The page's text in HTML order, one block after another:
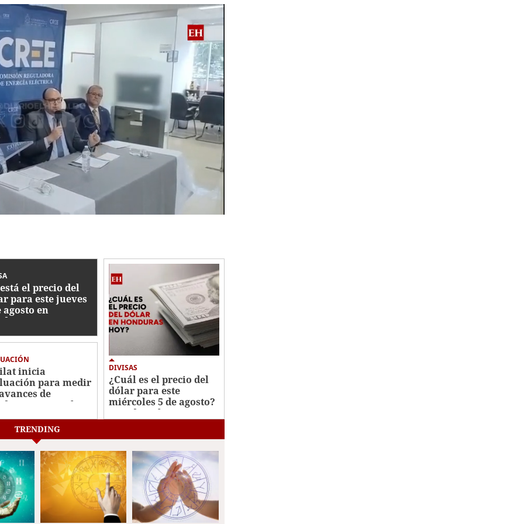
el precio del
para este jueves
agosto en
inicia
para medir
de
contra el
de activos
DIVISAS
¿Cuál es el precio del
dólar para este
miércoles 5 de agosto?
Esto dice el BCH
TRENDING